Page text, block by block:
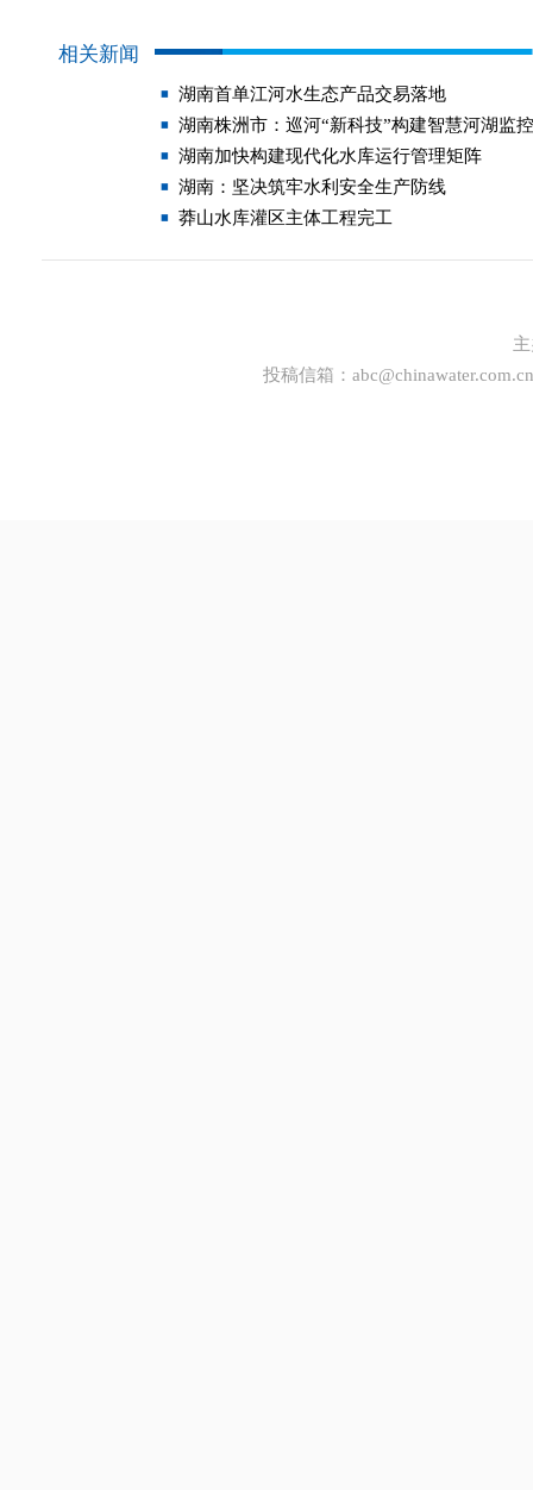
相关新闻
湖南首单江河水生态产品交易落地
湖南株洲市：巡河“新科技”构建智慧河湖监
湖南加快构建现代化水库运行管理矩阵
湖南：坚决筑牢水利安全生产防线
莽山水库灌区主体工程完工
投稿信箱： abc@chinawater.com.cn